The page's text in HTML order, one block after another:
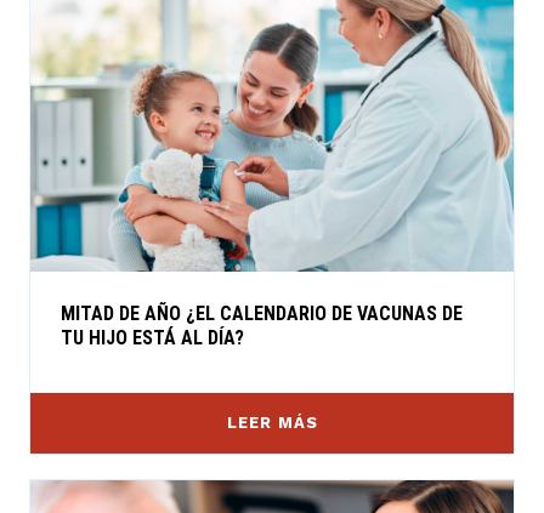
MITAD DE AÑO ¿EL CALENDARIO DE VACUNAS DE
TU HIJO ESTÁ AL DÍA?
LEER MÁS